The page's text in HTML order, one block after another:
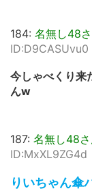
184: 名無し48さ
ID:D9CASUvu0
今しゃべくり来
んw
187: 名無し48さ
ID:MxXL9ZG4d
りいちゃん傘